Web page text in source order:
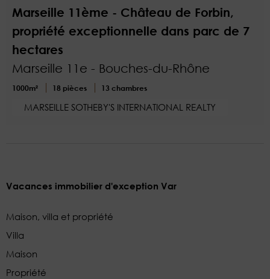
Marseille 11ème - Château de Forbin,
propriété exceptionnelle dans parc de 7
hectares
Marseille 11e - Bouches-du-Rhône
1000m² 18 pièces 13 chambres
MARSEILLE SOTHEBY'S INTERNATIONAL REALTY
Vacances immobilier d'exception Var
Maison, villa et propriété
Villa
Maison
Propriété